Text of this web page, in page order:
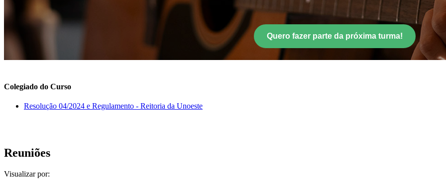
Quero fazer parte da próxima turma!
Colegiado do Curso
Resolução 04/2024 e Regulamento - Reitoria da Unoeste
Reuniões
Visualizar por: